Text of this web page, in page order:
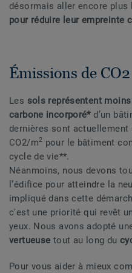
désormais aller encore
pour réduire leur empreinte
Émissions de CO2
Les sols représentent moins
carbone incorporé*d’un
dernières sont actuellement
CO2/m2 pour le bâtiment
cycle de vie**.
Néanmoins, nous devons
l’édifice pour atteindre la
impliqué dans cette
c'est une priorité qui revêt
yeux. Nous avons adopté
vertueuse tout au long du
Pour vous aider à mieux